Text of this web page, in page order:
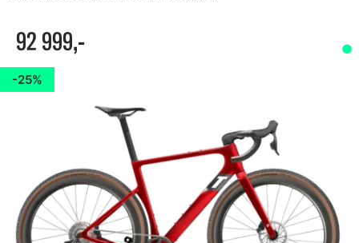
92 999,-
25%